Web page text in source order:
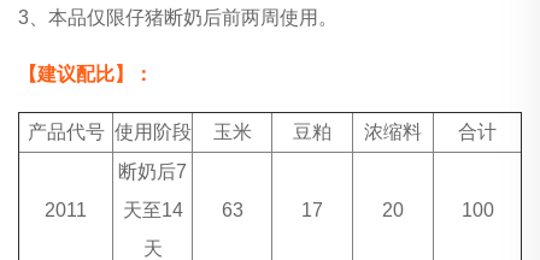
3、本品仅限仔猪断奶后前两周使用。
【建议配比】：
产品代号 使用阶段 玉米 豆粕 浓缩料 合计
2011
断奶后7
天至14
天
63 17 20 100